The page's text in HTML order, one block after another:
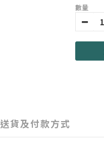
數量
送貨及付款方式